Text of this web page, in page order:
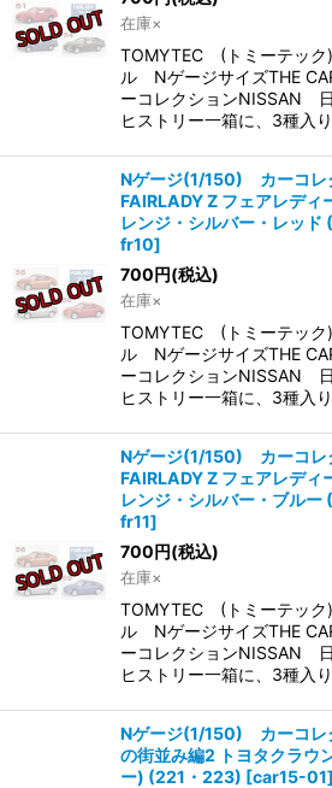
在庫×
TOMYTEC (トミーテック
ル NゲージサイズTHE
ーコレクションNISSAN
ヒストリー一箱に、3種入
Nゲージ(1/150) カーコレ
FAIRLADY Z フェアレディ
レンジ・シルバー・レッ
fr10]
700円(税込)
在庫×
TOMYTEC (トミーテック
ル NゲージサイズTHE
ーコレクションNISSAN
ヒストリー一箱に、3種入
Nゲージ(1/150) カーコレ
FAIRLADY Z フェアレディ
レンジ・シルバー・ブル
fr11]
700円(税込)
在庫×
TOMYTEC (トミーテック
ル NゲージサイズTHE
ーコレクションNISSAN
ヒストリー一箱に、3種入
Nゲージ(1/150) カーコレ
の街並み編2 トヨタクラウ
ー) (221・223) [car15-01]